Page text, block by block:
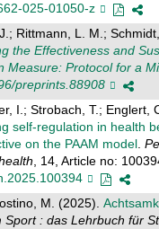
025-01050-z
Rittmann, L. M.;
the Effectiveness and
Measure: Protocol for a
preprints.88908
I.; Strobach, T.; Englert,
self-regulation in health
on the PAAM model.
, 14, Article no:
M. (2025).
Sport : das Lehrbuch für